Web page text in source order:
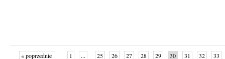
« poprzednie 1 ... 25 26 27 28 29 30 31 32 33